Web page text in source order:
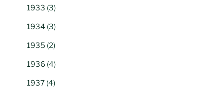
1933 (3)
1934 (3)
1935 (2)
1936 (4)
1937 (4)